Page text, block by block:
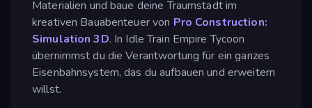
Materialien und baue deine Traumstadt im
kreativen Bauabenteuer von Pro Construction:
Simulation 3D. In Idle Train Empire Tycoon
übernimmst du die Verantwortung für ein ganzes
Eisenbahnsystem, das du aufbauen und erweitern
willst.